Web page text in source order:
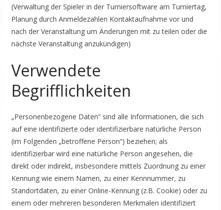
(Verwaltung der Spieler in der Turniersoftware am Turniertag,
Planung durch Anmeldezahlen Kontaktaufnahme vor und
nach der Veranstaltung um Änderungen mit zu teilen oder die
nächste Veranstaltung anzukündigen)
Verwendete
Begrifflichkeiten
„Personenbezogene Daten“ sind alle Informationen, die sich
auf eine identifizierte oder identifizierbare natürliche Person
(im Folgenden „betroffene Person“) beziehen; als
identifizierbar wird eine natürliche Person angesehen, die
direkt oder indirekt, insbesondere mittels Zuordnung zu einer
Kennung wie einem Namen, zu einer Kennnummer, zu
Standortdaten, zu einer Online-Kennung (z.B. Cookie) oder zu
einem oder mehreren besonderen Merkmalen identifiziert